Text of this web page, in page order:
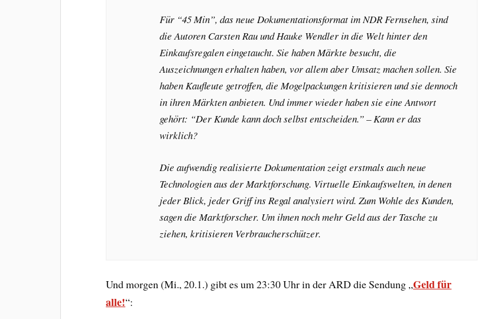
Für “45 Min”, das neue Dokumentationsformat im NDR Fernsehen, sind
die Autoren Carsten Rau und Hauke Wendler in die Welt hinter den
Einkaufsregalen eingetaucht. Sie haben Märkte besucht, die
Auszeichnungen erhalten haben, vor allem aber Umsatz machen sollen. Sie
haben Kaufleute getroffen, die Mogelpackungen kritisieren und sie dennoch
in ihren Märkten anbieten. Und immer wieder haben sie eine Antwort
gehört: “Der Kunde kann doch selbst entscheiden.” – Kann er das
wirklich?
Die aufwendig realisierte Dokumentation zeigt erstmals auch neue
Technologien aus der Marktforschung. Virtuelle Einkaufswelten, in denen
jeder Blick, jeder Griff ins Regal analysiert wird. Zum Wohle des Kunden,
sagen die Marktforscher. Um ihnen noch mehr Geld aus der Tasche zu
ziehen, kritisieren Verbraucherschützer.
Und morgen (Mi., 20.1.) gibt es um 23:30 Uhr in der ARD die Sendung „Geld für
alle!“: